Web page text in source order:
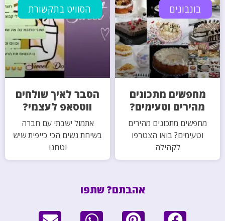
בונבונים
מחפשים מתכונים
מהירים וטעימים?
מחפשים מתכונים מהירים
וטעימים? בואו הצטרפו
לקהילה
הסוויט בתקשורת
הסבר לאיך שולחים
ווטסאפ לעצמי?
אתמול ישבתי עם חברה
בשיחת נשים הכי כייפית שיש
וטחנו
אהבתם? שתפו